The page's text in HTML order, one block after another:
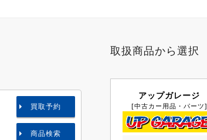
買取予約
商品検索
取扱商品から選択
アップガレージ
[中古カー用品・パーツ]